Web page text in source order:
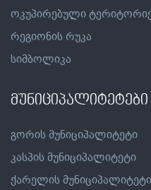
ოკუპირებული
რეგიონის რუკა
სიმბოლიკა
მუნიციპალიტეტები
გორის მუნიციპალიტეტი
კასპის მუნიციპალიტეტი
ქარელის მუნიციპალიტეტი